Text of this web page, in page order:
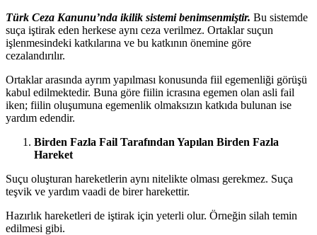
Türk Ceza Kanunu’nda ikilik sistemi benimsenmiştir. Bu sistemde
suça iştirak eden herkese aynı ceza verilmez. Ortaklar suçun
işlenmesindeki katkılarına ve bu katkının önemine göre
cezalandırılır.
Ortaklar arasında ayrım yapılması konusunda fiil egemenliği görüşü
kabul edilmektedir. Buna göre fiilin icrasına egemen olan asli fail
iken; fiilin oluşumuna egemenlik olmaksızın katkıda bulunan ise
yardım edendir.
Birden Fazla Fail Tarafından Yapılan Birden Fazla
Hareket
Suçu oluşturan hareketlerin aynı nitelikte olması gerekmez. Suça
teşvik ve yardım vaadi de birer harekettir.
Hazırlık hareketleri de iştirak için yeterli olur. Örneğin silah temin
edilmesi gibi.